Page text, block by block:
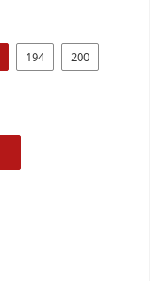
194 200